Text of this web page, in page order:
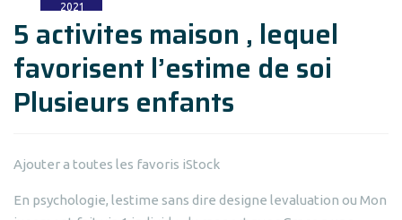
2021
5 activites maison , lequel
favorisent l’estime de soi
Plusieurs enfants
Ajouter a toutes les favoris iStock
En psychologie, lestime sans dire designe levaluation ou Mon